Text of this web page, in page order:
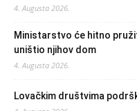
4. Augusta 2026.
Ministarstvo će hitno
uništio njihov dom
4. Augusta 2026.
Lovačkim društvima